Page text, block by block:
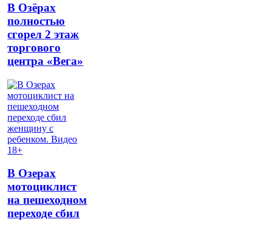
В Озёрах
полностью
сгорел 2 этаж
торгового
центра «Вега»
В Озерах
мотоциклист
на пешеходном
переходе сбил